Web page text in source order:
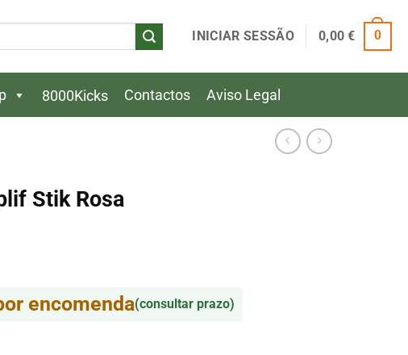
INICIAR SESSÃO 0,00€ 0
8000Kicks Contactos Aviso Legal
Stik Rosa
encomenda(consultar prazo)
Splif Stik Rosa